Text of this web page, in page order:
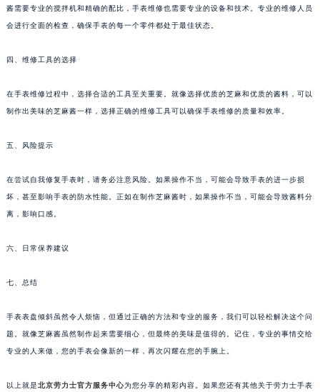
酱需要专业的搅拌机和精确的配比，手表维修也需要专业的设备和技术。专业的维修人员
会进行全面的检查，确保手表的每一个零件都处于最佳状态。
四、维修工具的选择
在手表维修过程中，选择合适的工具至关重要。就像选择优质的芝麻和优质的酱料，可以
制作出美味的芝麻酱一样，选择正确的维修工具可以确保手表维修的质量和效率。
五、风险提示
在尝试自我修复手表时，请务必注意风险。如果操作不当，可能会导致手表的进一步损
坏，甚至影响手表的防水性能。正如在制作芝麻酱时，如果操作不当，可能会导致酱料分
离，影响口感。
六、日常保养建议
七、总结
手表表盘倾斜虽然令人烦恼，但通过正确的方法和专业的服务，我们可以轻松解决这个问
题。就像芝麻酱虽然制作起来需要细心，但最终的美味是值得的。记住，专业的事情交给
专业的人来做，您的手表会像新的一样，再次闪耀在您的手腕上。
以上就是北京劳力士官方服务中心为您分享的精彩内容。如果您还有其他关于劳力士手表